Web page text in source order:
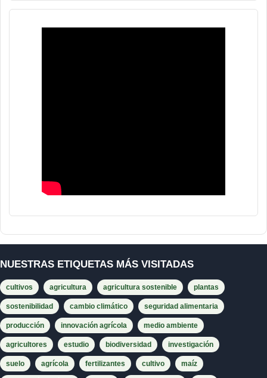
NUESTRAS ETIQUETAS MÁS VISITADAS
cultivos agricultura agricultura sostenible plantas
sostenibilidad cambio climático seguridad alimentaria
producción innovación agrícola medio ambiente
agricultores estudio biodiversidad investigación
suelo agrícola fertilizantes cultivo maíz